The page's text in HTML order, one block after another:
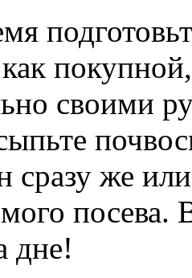
своими
сразу же
дне!